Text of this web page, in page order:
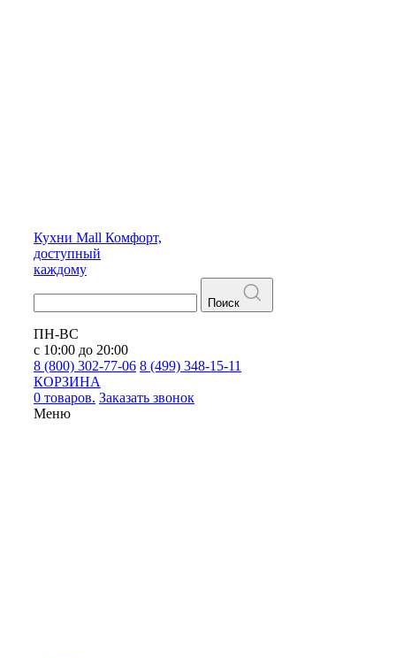
Кухни Mall Комфорт,
доступный
каждому
Поиск
ПН-ВС
с 10:00 до 20:00
8 (800) 302-77-06 8 (499) 348-15-11
КОРЗИНА
0 товаров. Заказать звонок
Меню